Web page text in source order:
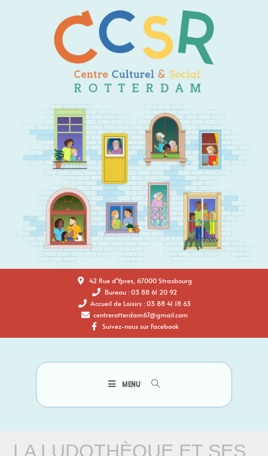
42 Rue d'Ypres, 67000 Strasbourg
Bureau : 03 88 61 20 92
Accueil de Loisirs : 03 88 41 18 63
centrerotterdam67@gmail.com
Suivez-nous sur Facebook
MENU
LA LUDOTHÈQUE ET SES